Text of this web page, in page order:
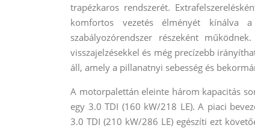
trapézkaros rendszerét.
komfortos vezetés élményét kínálva
szabályozórendszer részeként
visszajelzésekkel és még precízebb
áll, amely a pillanatnyi sebesség és
A motorpalettán eleinte három kapacitás
egy 3.0 TDI (160 kW/218 LE). A piaci
3.0 TDI (210 kW/286 LE) egészíti ezt